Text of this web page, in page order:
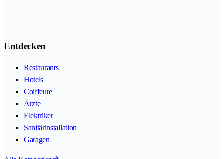
Entdecken
Restaurants
Hotels
Coiffeure
Ärzte
Elektriker
Sanitärinstallation
Garagen